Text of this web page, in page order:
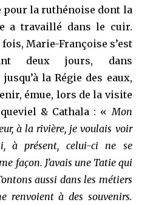
pour la ruthénoise dont la
a travaillé dans le cuir.
Marie-Françoise s’est
deux jours, dans
la Régie des eaux,
émue, lors de la visite
& Cathala : «Mon
à la rivière, je voulais voir
à présent, celui-ci ne se
façon. J’avais une Tatie qui
aussi dans les métiers
renvoient à des souvenirs.